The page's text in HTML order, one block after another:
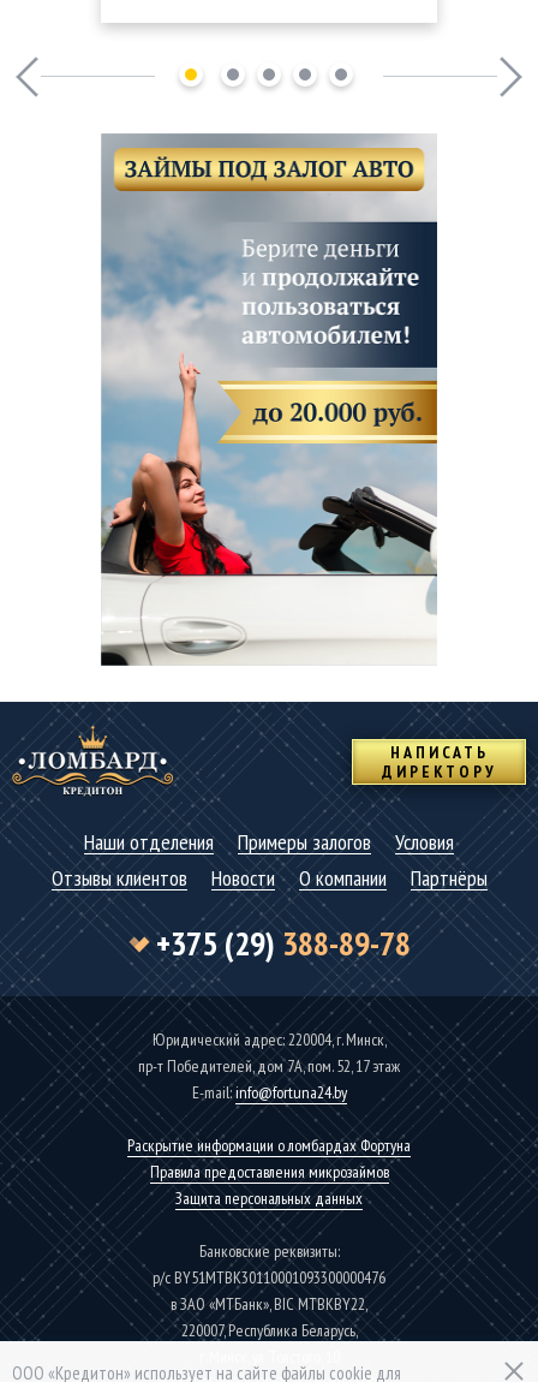
НАПИСАТЬ
ДИРЕКТОРУ
Наши отделения Примеры залогов
Условия
Отзывы клиентов
Новости О компании Партнёры
+375 (29)388-89-78
Юридический адрес: 220004, г. Минск,
пр-т Победителей, дом 7А, пом. 52, 17 этаж
Е-mаil:info@fortuna24.by
Раскрытие информации о ломбардах Фортуна
Правила предоставления микрозаймов
Защита персональных данных
Банковские реквизиты:
р/с BY51MTBK30110001093300000476
в ЗАО «МТБанк», BIC MTBKBY22,
220007, Республика Беларусь,
ООО «Кредитон» использует на сайте файлы cookie для